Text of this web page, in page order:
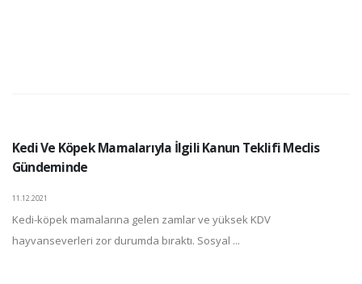
Kedi Ve Köpek Mamalarıyla İlgili Kanun Teklifi Meclis
Gündeminde
11.12.2021
Kedi-köpek mamalarına gelen zamlar ve yüksek KDV
hayvanseverleri zor durumda bıraktı. Sosyal ...